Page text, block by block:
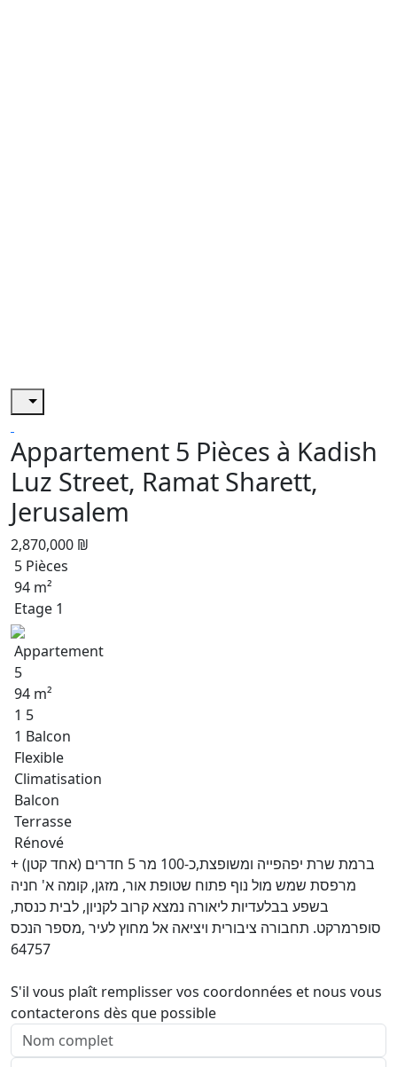
Appartement 5 Pièces à Kadish
Luz Street, Ramat Sharett,
Jerusalem
2,870,000 ₪
5 Pièces
94 m²
Etage 1
Appartement
5
94 m²
1 5
1 Balcon
Flexible
Climatisation
Balcon
Terrasse
Rénové
ברמת שרת יפהפייה ומשופצת,כ-100 מר 5 חדרים (אחד קטן) +
מרפסת שמש מול נוף פתוח שטופת אור, מזגן, קומה א' חניה
בשפע בבלעדיות ליאורה נמצא קרוב לקניון, לבית כנסת,
סופרמרקט. תחבורה ציבורית ויציאה אל מחוץ לעיר ,מספר הנכס
64757
S'il vous plaît remplisser vos coordonnées et nous vous
contacterons dès que possible